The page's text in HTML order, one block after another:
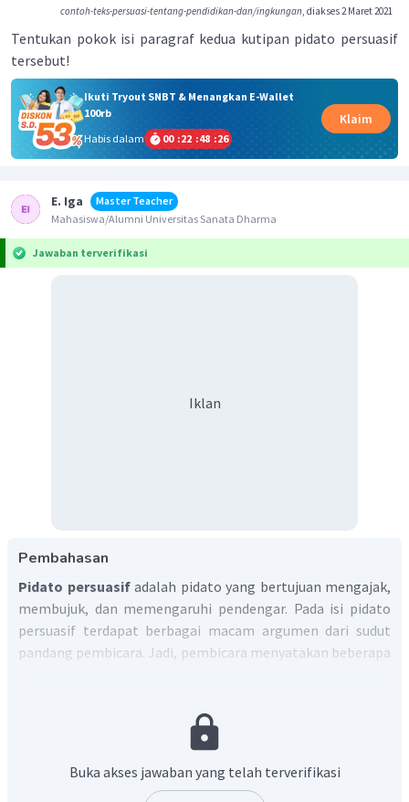
contoh-teks-persuasi-tentang-pendidikan-dan/ingkungan, diakses 2 Maret 2021
Tentukan pokok isi paragraf kedua kutipan pidato persuasif
tersebut!
Ikuti Tryout SNBT & Menangkan E-Wallet
100rb
Habis dalam
00 :22 :48 :26
Klaim
E. Iga
Master Teacher
Mahasiswa/Alumni Universitas Sanata Dharma
Jawaban terverifikasi
Iklan
Pembahasan
Pidato persuasifadalah pidato yang bertujuan mengajak,
membujuk, dan memengaruhi pendengar. Pada isi pidato
persuasif terdapat berbagai macam argumen dari sudut
pandang pembicara. Jadi, pembicara menyatakan beberapa
Pokok isi atau disebut juga ide pokok
gagasan, atau inti pembahasan dari sebuah paragraf. Ide
akhir kalimat (induktif). Namun ada pula ide pokok yang
Buka akses jawaban yang telah terverifikasi